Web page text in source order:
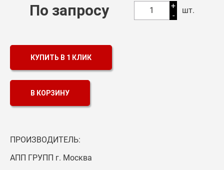
СмазкаПо запросу 1
+
-
шт.
КУПИТЬ В 1 КЛИК
В КОРЗИНУ
ПРОИЗВОДИТЕЛЬ:
АПП ГРУПП г. Москва